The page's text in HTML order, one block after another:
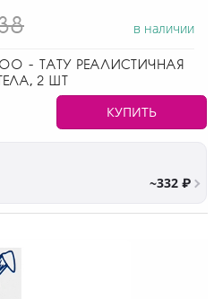
в наличии
- ТАТУ РЕАЛИСТИЧНАЯ
2 ШТ
КУПИТЬ
~332 ₽